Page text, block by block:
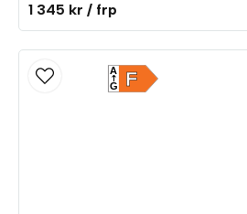
1 345 kr / frp
F
A
G